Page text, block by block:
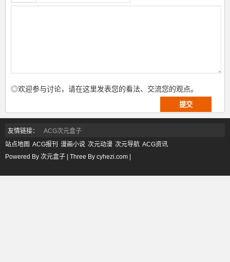
◎欢迎参与讨论，请在这里发表您的看法、交流您的观点。
友情链接：
ACG次元盒子
站点地图 ACG报刊 漫画小说 次元动漫 次元导航 ACG资讯
Powered By 次元盒子 | Three By cyhezi.com |